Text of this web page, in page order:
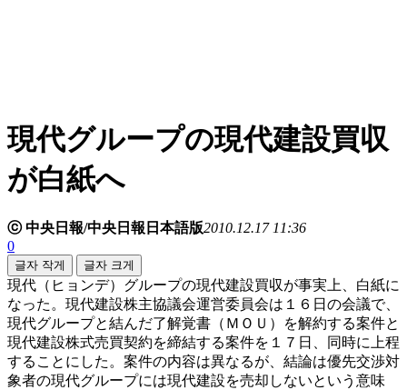
現代グループの現代建設買収
が白紙へ
ⓒ 中央日報/中央日報日本語版2010.12.17 11:36
0
글자 작게 글자 크게
現代（ヒョンデ）グループの現代建設買収が事実上、白紙に
なった。現代建設株主協議会運営委員会は１６日の会議で、
現代グループと結んだ了解覚書（ＭＯＵ）を解約する案件と
現代建設株式売買契約を締結する案件を１７日、同時に上程
することにした。案件の内容は異なるが、結論は優先交渉対
象者の現代グループには現代建設を売却しないという意味